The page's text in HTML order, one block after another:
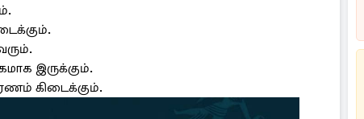
இருக்கும்.
கிடைக்கும்.